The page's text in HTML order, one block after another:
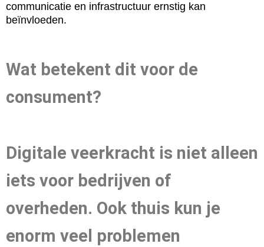
communicatie en infrastructuur ernstig kan
beïnvloeden.
Wat betekent dit voor de
consument?
Digitale veerkracht is niet alleen
iets voor bedrijven of
overheden. Ook thuis kun je
enorm veel problemen